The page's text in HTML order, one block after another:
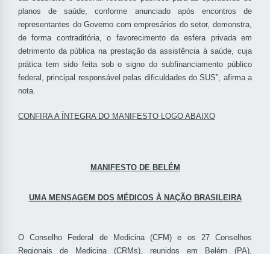
planos de saúde, conforme anunciado após encontros de
representantes do Governo com empresários do setor, demonstra,
de forma contraditória, o favorecimento da esfera privada em
detrimento da pública na prestação da assistência à saúde, cuja
prática tem sido feita sob o signo do subfinanciamento público
federal, principal responsável pelas dificuldades do SUS”, afirma a
nota.
CONFIRA A ÍNTEGRA DO MANIFESTO LOGO ABAIXO
MANIFESTO DE BELÉM
UMA MENSAGEM DOS MÉDICOS À NAÇÃO BRASILEIRA
O Conselho Federal de Medicina (CFM) e os 27 Conselhos
Regionais de Medicina (CRMs), reunidos em Belém (PA),